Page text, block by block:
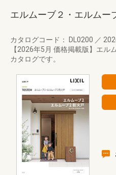
エルムーブ２・エルムー
カタログコード： DL0200 ／
【2026年5月 価格掲載版】エ
カタログです。